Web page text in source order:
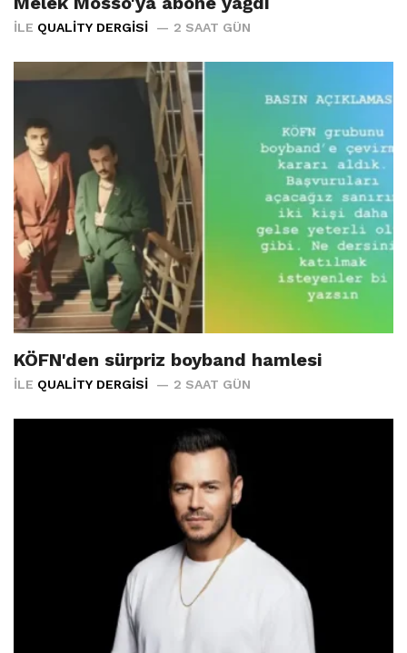
İLE QUALITY DERGISI 2 SAAT GÜN
KÖFN'den sürpriz boyband hamlesi
İLE QUALITY DERGISI 2 SAAT GÜN